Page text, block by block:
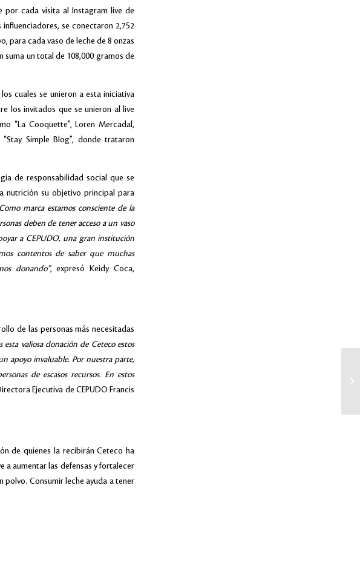
por cada visita al Instagram live de
se conectaron 2,752
para cada vaso de leche de 8 onzas
suma un total de 108,000 gramos de
cuales se unieron a esta iniciativa
los invitados que se unieron al live
“La Cooquette”, Loren Mercadal,
Simple Blog”, donde trataron
de responsabilidad social que se
nutrición su objetivo principal para
marca estamos consciente de la
deben de tener acceso a un vaso
a CEPUDO, una gran institución
contentos de saber que muchas
donando”, expresó Keidy Coca,
de las personas más necesitadas
esta valiosa donación de Ceteco estos
apoyo invaluable. Por nuestra parte,
de escasos recursos. En estos
Ejecutiva de CEPUDO Francis
de quienes la recibirán Ceteco ha
aumentar las defensas y fortalecer
polvo. Consumir leche ayuda a tener